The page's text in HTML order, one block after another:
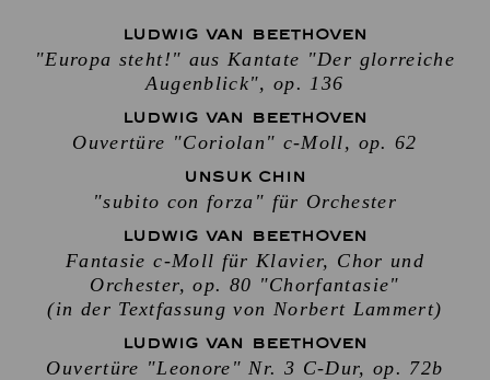
LUDWIG VAN BEETHOVEN
"Europa steht!" aus Kantate "Der glorreiche
Augenblick", op. 136
LUDWIG VAN BEETHOVEN
Ouvertüre "Coriolan" c-Moll, op. 62
UNSUK CHIN
"subito con forza" für Orchester
LUDWIG VAN BEETHOVEN
Fantasie c-Moll für Klavier, Chor und
Orchester, op. 80 "Chorfantasie"
(in der Textfassung von Norbert Lammert)
LUDWIG VAN BEETHOVEN
Ouvertüre "Leonore" Nr. 3 C-Dur, op. 72b